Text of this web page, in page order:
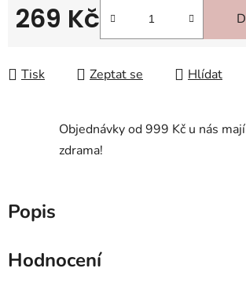
269 Kč
Tisk Zeptat se Hlídat
Objednávky od 999 Kč u nás
zdrama!
Popis
Hodnocení